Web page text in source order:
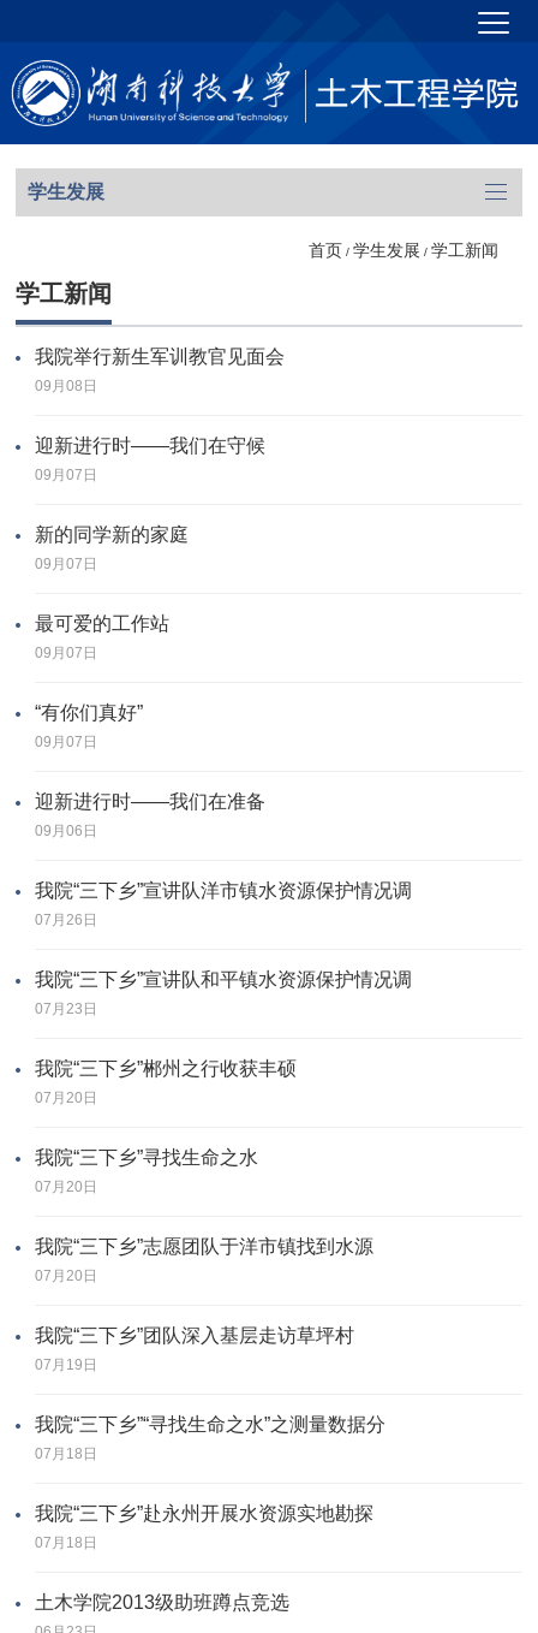
学生发展
首页 / 学生发展 / 学工新闻
学工新闻
我院举行新生军训教官见面会
09月08日
迎新进行时——我们在守候
09月07日
新的同学新的家庭
09月07日
最可爱的工作站
09月07日
“有你们真好”
09月07日
迎新进行时——我们在准备
09月06日
我院“三下乡”宣讲队洋市镇水资源保护情况调
07月26日
我院“三下乡”宣讲队和平镇水资源保护情况调
07月23日
我院“三下乡”郴州之行收获丰硕
07月20日
我院“三下乡”寻找生命之水
07月20日
我院“三下乡”志愿团队于洋市镇找到水源
07月20日
我院“三下乡”团队深入基层走访草坪村
07月19日
我院“三下乡”“寻找生命之水”之测量数据分
07月18日
我院“三下乡”赴永州开展水资源实地勘探
07月18日
土木学院2013级助班蹲点竞选